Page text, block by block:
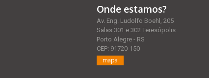
Onde estamos?
Av. Eng. Ludolfo Boehl, 205
Salas 301 e 302 Teresópolis
Porto Alegre - RS
CEP: 91720-150
mapa